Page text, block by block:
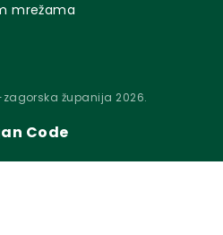
mrežama
županija 2026.
Code